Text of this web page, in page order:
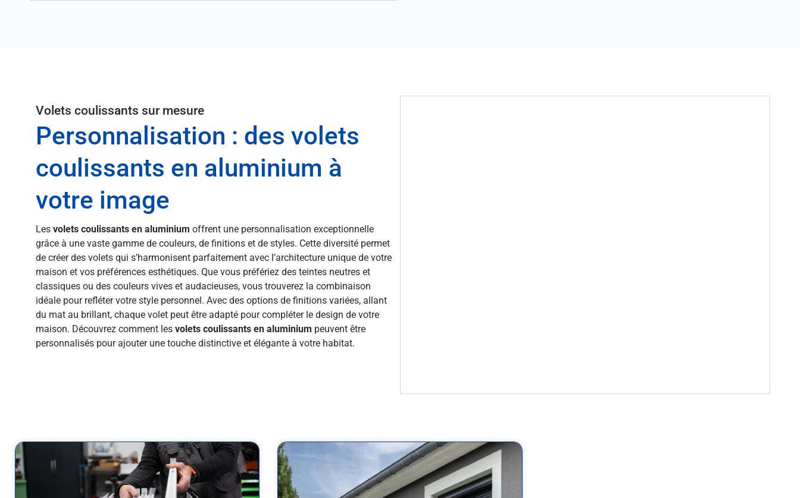
Volets coulissants sur mesure
Personnalisation : des volets
coulissants en aluminium à
votre image
Les volets coulissants en aluminium offrent une personnalisation exceptionnelle
grâce à une vaste gamme de couleurs, de finitions et de styles. Cette diversité permet
de créer des volets qui s’harmonisent parfaitement avec l’architecture unique de votre
maison et vos préférences esthétiques. Que vous préfériez des teintes neutres et
classiques ou des couleurs vives et audacieuses, vous trouverez la combinaison
idéale pour refléter votre style personnel. Avec des options de finitions variées, allant
du mat au brillant, chaque volet peut être adapté pour compléter le design de votre
maison. Découvrez comment les volets coulissants en aluminium peuvent être
personnalisés pour ajouter une touche distinctive et élégante à votre habitat.